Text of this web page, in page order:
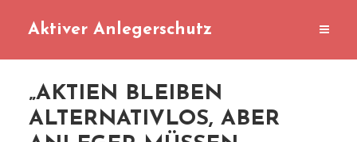
Aktiver Anlegerschutz
„AKTIEN BLEIBEN
ALTERNATIVLOS, ABER